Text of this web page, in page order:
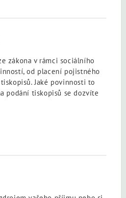
zákona v rámci sociálního
od placení pojistného
Jaké povinnosti to
podání tiskopisů se dozvíte